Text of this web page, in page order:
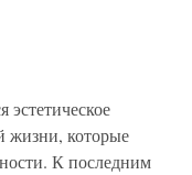
эстетическое
жизни, которые
К последним